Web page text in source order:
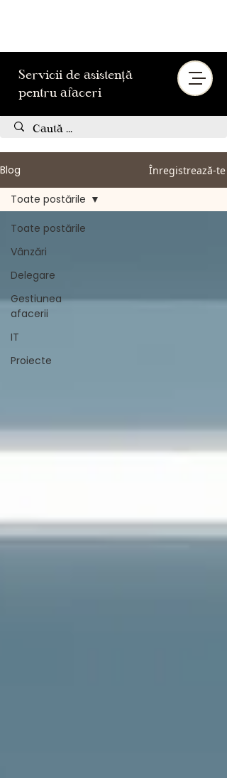
Servicii de asistență
pentru afaceri
Blog Înregistrează-te
Toate postările
Vânzări
Delegare
Gestiunea
afacerii
IT
Proiecte
Toate postările